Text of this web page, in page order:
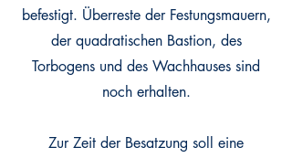
befestigt. Überreste der Festungsmauern,
der quadratischen Bastion, des
Torbogens und des Wachhauses sind
noch erhalten.
Zur Zeit der Besatzung soll eine